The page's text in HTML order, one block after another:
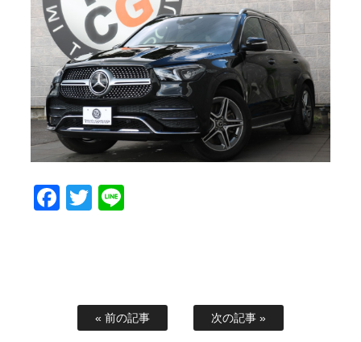
スタッフブログ 納車情報
ホーム T.U.C.GROUP
Facebook
Twitter
« 前の記事 次の記事 »